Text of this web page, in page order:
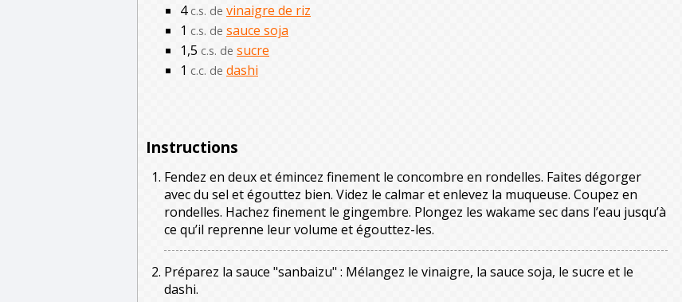
4 c.s. de vinaigre de riz
1 c.s. de sauce soja
1,5 c.s. de sucre
1 c.c. de dashi
Instructions
Fendez en deux et émincez finement le concombre en rondelles. Faites dégorger
avec du sel et égouttez bien. Videz le calmar et enlevez la muqueuse. Coupez en
rondelles. Hachez finement le gingembre. Plongez les wakame sec dans l’eau jusqu’à
ce qu’il reprenne leur volume et égouttez-les.
Préparez la sauce "sanbaizu" : Mélangez le vinaigre, la sauce soja, le sucre et le
dashi.